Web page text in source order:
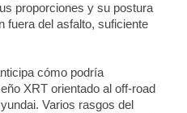
proporciones y su postura
fuera del asfalto, suficiente
cómo podría
XRT orientado al off-road
Varios rasgos del